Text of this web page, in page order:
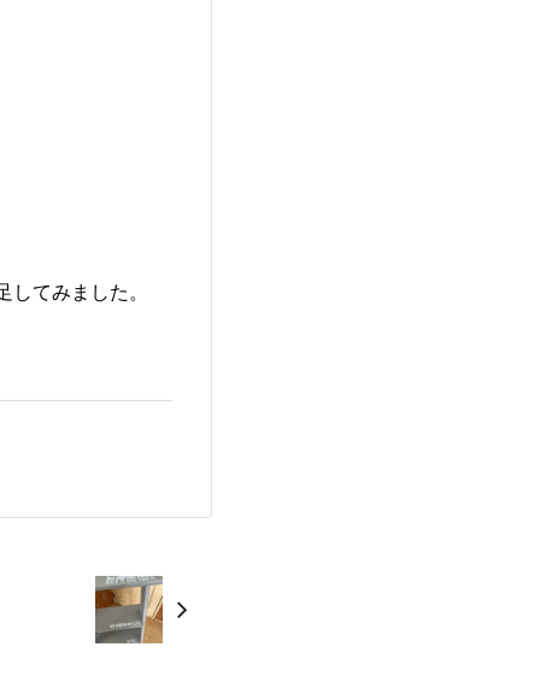
てみました。